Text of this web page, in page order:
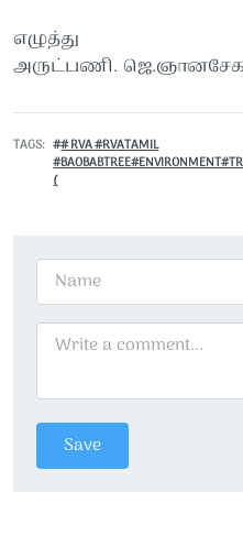
எழுத்து
அருட்பணி.
TAGS
# RVA #RVATAMIL
(